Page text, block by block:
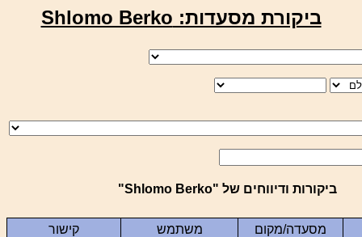
ביקורת מסעדות: Shlomo Berko
ביקורות ודיווחים של "Shlomo Berko"
מסעדה/מקום משתמש
קישור